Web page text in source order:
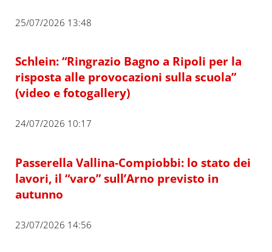
25/07/2026 13:48
Schlein: “Ringrazio Bagno a Ripoli per la
risposta alle provocazioni sulla scuola”
(video e fotogallery)
24/07/2026 10:17
Passerella Vallina-Compiobbi: lo stato dei
lavori, il “varo” sull’Arno previsto in
autunno
23/07/2026 14:56